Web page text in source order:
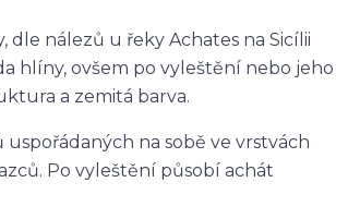
nálezů u řeky Achates na Sicílii
hlíny, ovšem po vyleštění nebo jeho
a zemitá barva.
na sobě ve vrstvách
Po vyleštění působí achát